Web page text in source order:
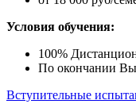
Условия обучения:
100%
По окончании Вы
Вступительные